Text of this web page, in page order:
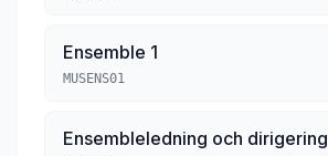
Ensemble 1
MUSENS01
Ensembleledning och dirigering